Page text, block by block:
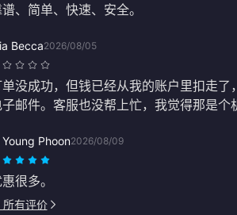
、简单、快速、安全。
Becca2026/08/05
没成功，但钱已经从我的账户里扣走
子邮件。客服也没帮上忙，我觉得那是个
Phoon2026/08/09
很多。
有评价